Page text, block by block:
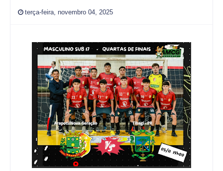
terça-feira, novembro 04, 2025